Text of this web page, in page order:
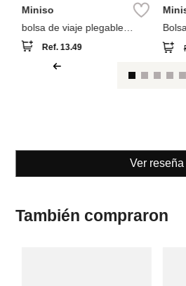
Miniso
bolsa de viaje plegable
colección miniso go
Ref.13.49
kitty
Ver reseña
También compraron